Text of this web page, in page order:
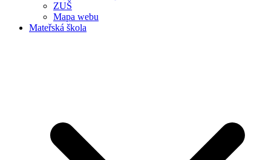
ZUŠ
Mapa webu
Mateřská škola